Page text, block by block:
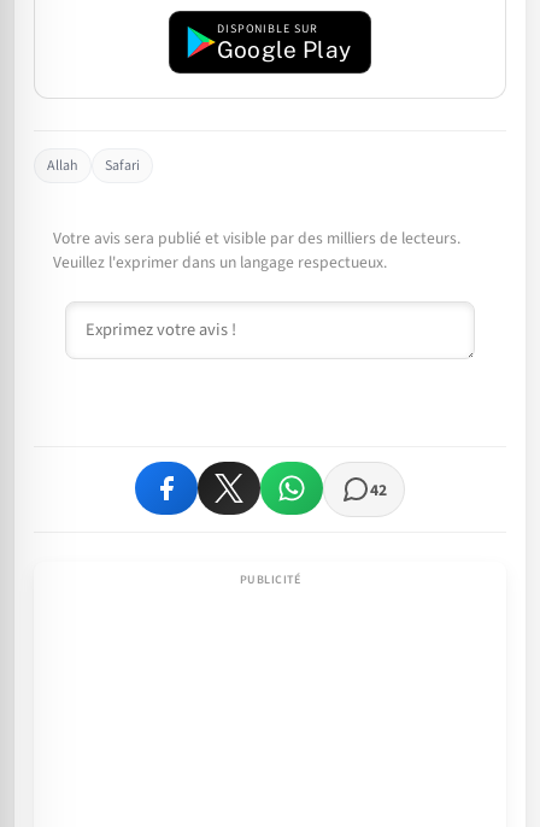
DISPONIBLE SUR
Google Play
Allah Safari
Votre avis sera publié et visible par des milliers de lecteurs.
Veuillez l'exprimer dans un langage respectueux.
Commentaire
42